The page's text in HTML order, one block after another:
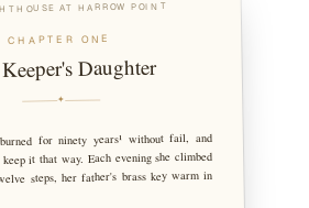
AT HARROW POINT
CHAPTER ONE
Daughter
✦
for ninety years¹ without fail, and
it that way. Each evening she climbed
steps, her father's brass key warm in